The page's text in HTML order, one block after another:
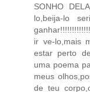
SONHO
lo,beija-lo
ir ve-lo,mais
estar perto
uma poema
meus
de teu